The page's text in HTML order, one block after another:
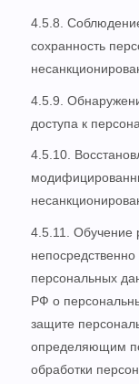
4.5.8.
сохранность
4.5.9.
доступа к
4.5.10.
4.5.11. Обучение
персональных
РФ о
защите
определяющим
обработки